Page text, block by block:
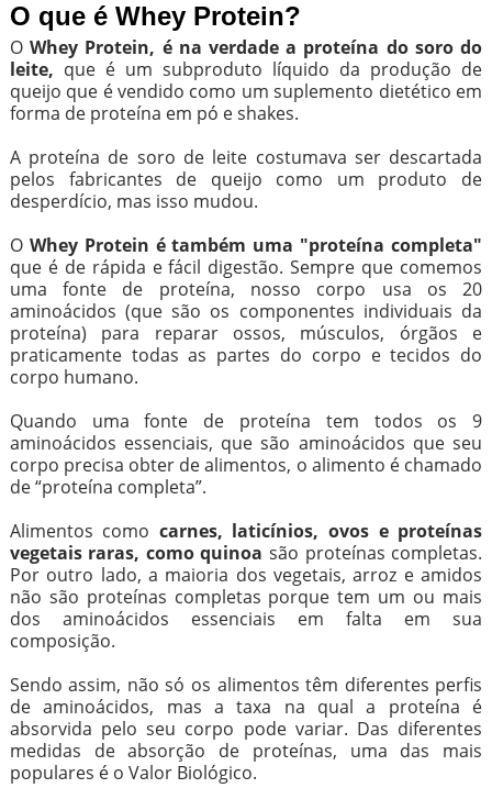
O que é Whey Protein?
OWhey Protein, é na verdade a proteína do soro do
leite, que é um subproduto líquido da produção de
queijo que é vendido como um suplemento dietético em
forma de proteína em pó e shakes.
A proteína de soro de leite costumava ser descartada
pelos fabricantes de queijo como um produto de
desperdício, mas isso mudou.
OWhey Protein é também uma "proteína completa"
que é de rápida e fácil digestão. Sempre que comemos
uma fonte de proteína, nosso corpo usa os 20
aminoácidos (que são os componentes individuais da
proteína) para reparar ossos, músculos, órgãos e
praticamente todas as partes do corpo e tecidos do
corpo humano.
Quando uma fonte de proteína tem todos os 9
aminoácidos essenciais, que são aminoácidos que seu
corpo precisa obter de alimentos, o alimento é chamado
de “proteína completa”.
Alimentos como carnes, laticínios, ovos e proteínas
vegetais raras, como quinoa são proteínas completas.
Por outro lado, a maioria dos vegetais, arroz e amidos
não são proteínas completas porque tem um ou mais
dos aminoácidos essenciais em falta em sua
composição.
Sendo assim, não só os alimentos têm diferentes perfis
de aminoácidos, mas a taxa na qual a proteína é
absorvida pelo seu corpo pode variar. Das diferentes
medidas de absorção de proteínas, uma das mais
populares é o Valor Biológico.